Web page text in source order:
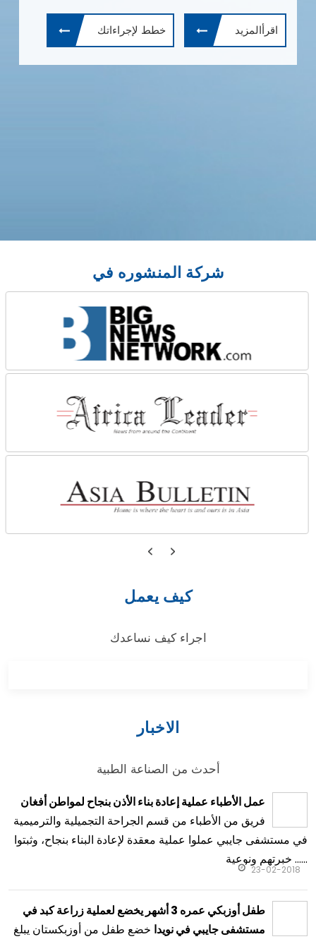
اقرأالمزيد خطط لإجراءاتك
شركة المنشوره في
كيف يعمل
اجراء كيف نساعدك
الاخبار
أحدث من الصناعة الطبية
عمل الأطباء عملية إعادة بناء الأذن بنجاح لمواطن أفغان
فريق من الأطباء من قسم الجراحة التجميلية والترميمية
في مستشفى جايبي عملوا عملية معقدة لإعادة البناء بنجاح، وثبتوا
خبرتهم ونوعية ......
23-02-2018
طفل أوزبكي عمره 3 أشهر يخضع لعملية زراعة كبد في
مستشفى جايبي في نويدا خضع طفل من أوزبكستان يبلغ